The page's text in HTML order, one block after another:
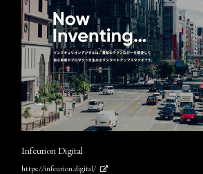
Infcurion Digital
https://infcurion.digital/